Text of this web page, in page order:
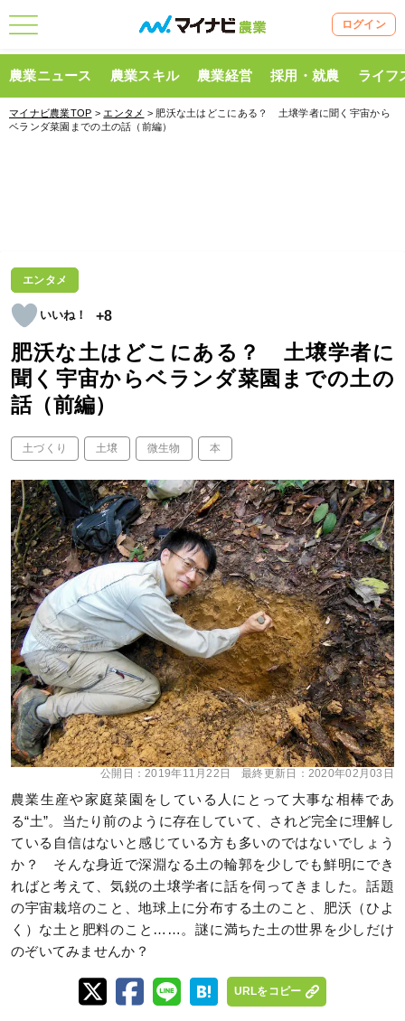
ログイン
農業ニュース 農業スキル 農業経営 採用・就農 ライフ
マイナビ農業TOP > エンタメ > 肥沃な土はどこにある？ 土壌学者に聞く宇宙から
ベランダ菜園までの土の話（前編）
エンタメ
+8
肥沃な土はどこにある？ 土壌学者に
聞く宇宙からベランダ菜園までの土の
話（前編）
土づくり 土壌 微生物 本
公開日：2019年11月22日 最終更新日： 2020年02月03日
農業生産や家庭菜園をしている人にとって大事な相棒であ
る“土”。当たり前のように存在していて、されど完全に理解し
ている自信はないと感じている方も多いのではないでしょう
か？ そんな身近で深淵なる土の輪郭を少しでも鮮明にでき
ればと考えて、気鋭の土壌学者に話を伺ってきました。話題
の宇宙栽培のこと、地球上に分布する土のこと、肥沃（ひよ
く）な土と肥料のこと……。謎に満ちた土の世界を少しだけ
のぞいてみませんか？
URLをコピー